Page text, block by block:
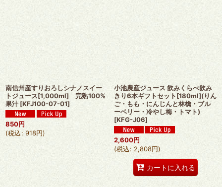
南信州産すりおろしシナノスイー
トジュース[1,000ml] 完熟100%
果汁 [KFJ100-07-01]
850円
(税込: 918円)
小池農産ジュース 飲みくらべ飲み
きり6本ギフトセット[180ml](りん
ご・もも・にんじんと林檎・ブル
ーベリー・冷やし梅・トマト)
[KFG-J06]
2,600円
(税込: 2,808円)
カートに入れる